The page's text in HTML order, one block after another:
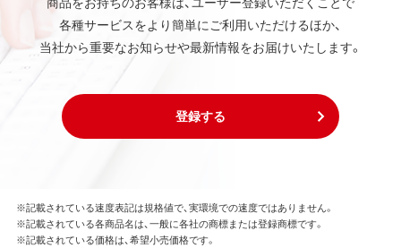
各種サービスをより簡単にご利用いただけるほか、
当社から重要なお知らせや最新情報をお届けいたします。
登録する
※記載されている速度表記は規格値で、実環境での速度ではありません。
※記載されている各商品名は、一般に各社の商標または登録商標です。
※記載されている価格は、希望小売価格です。